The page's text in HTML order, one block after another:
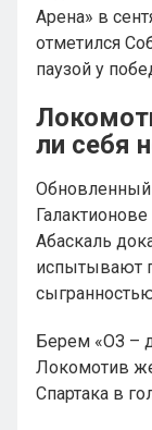
Арена» в
отметился
паузой у
ли себя
Абаскаль
испытывают
Берем «ОЗ –
Локомотив
Спартака в